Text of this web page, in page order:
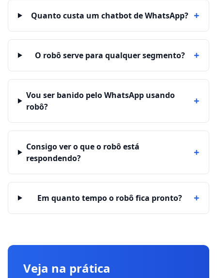
Quanto custa um chatbot de WhatsApp? +
O robô serve para qualquer segmento? +
Vou ser banido pelo WhatsApp usando
robô?
+
Consigo ver o que o robô está
respondendo?
+
Em quanto tempo o robô fica pronto? +
Veja na prática